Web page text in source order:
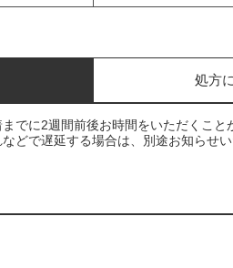
処方
でに2週間前後お時間をいただくこ
どで遅延する場合は、別途お知らせ